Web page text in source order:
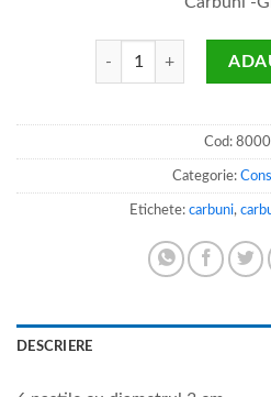
Cantitate Carbuni
Cod:
Categorie:
Etichete: carbuni,
DESCRIERE